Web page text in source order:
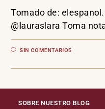
Tomado de:
@lauraslara Toma
SIN COMENTARIOS
SOBRE NUESTRO BLOG